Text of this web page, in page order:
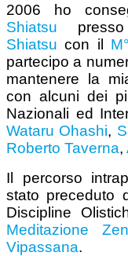
2006 ho
Shiatsu
Shiatsu con il
partecipo a
mantenere la
con alcuni dei
Nazionali ed
Wataru Ohashi,
Roberto Taverna,
Il percorso
stato preceduto
Discipline
Meditazione
Vipassana.